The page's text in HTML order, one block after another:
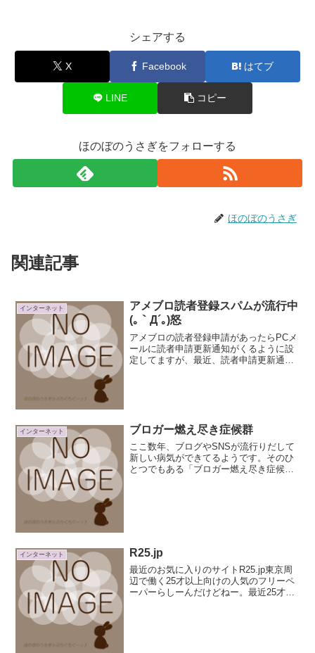
シェアする
X Facebook はてブ
LINE コピー
ほのぼのうさぎをフォローする
ほのぼのうさぎ
関連記事
インターネット
アメブロ読者登録スパムが流行中
(｡｀Д´｡)怒
アメブロの読者登録申請があったらPCメ
ールに読者申請更新通知がくるように設
定してますが、最近、読者申請更新通知
インターネット ブロガー燃え尽き症候群
ここ数年、ブログやSNSが流行りだして
新しい病気ができてるようです。そのひ
とつでもある「ブロガー燃え尽き症候
インターネット R25.jp
最近のお気に入りのサイトR25.jp東京周
辺で働く25才以上向けの人気のフリーペ
ーパーらしーんだけどねー。最近25才～